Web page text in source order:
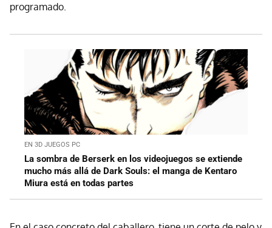
programado.
EN 3D JUEGOS PC
La sombra de Berserk en los videojuegos se extiende
mucho más allá de Dark Souls: el manga de Kentaro
Miura está en todas partes